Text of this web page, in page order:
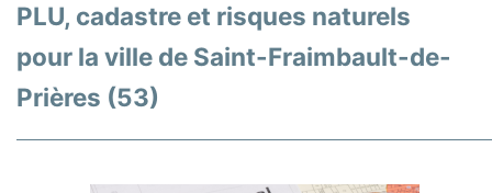
PLU, cadastre et risques naturels
pour la ville de Saint-Fraimbault-de-
Prières (53)